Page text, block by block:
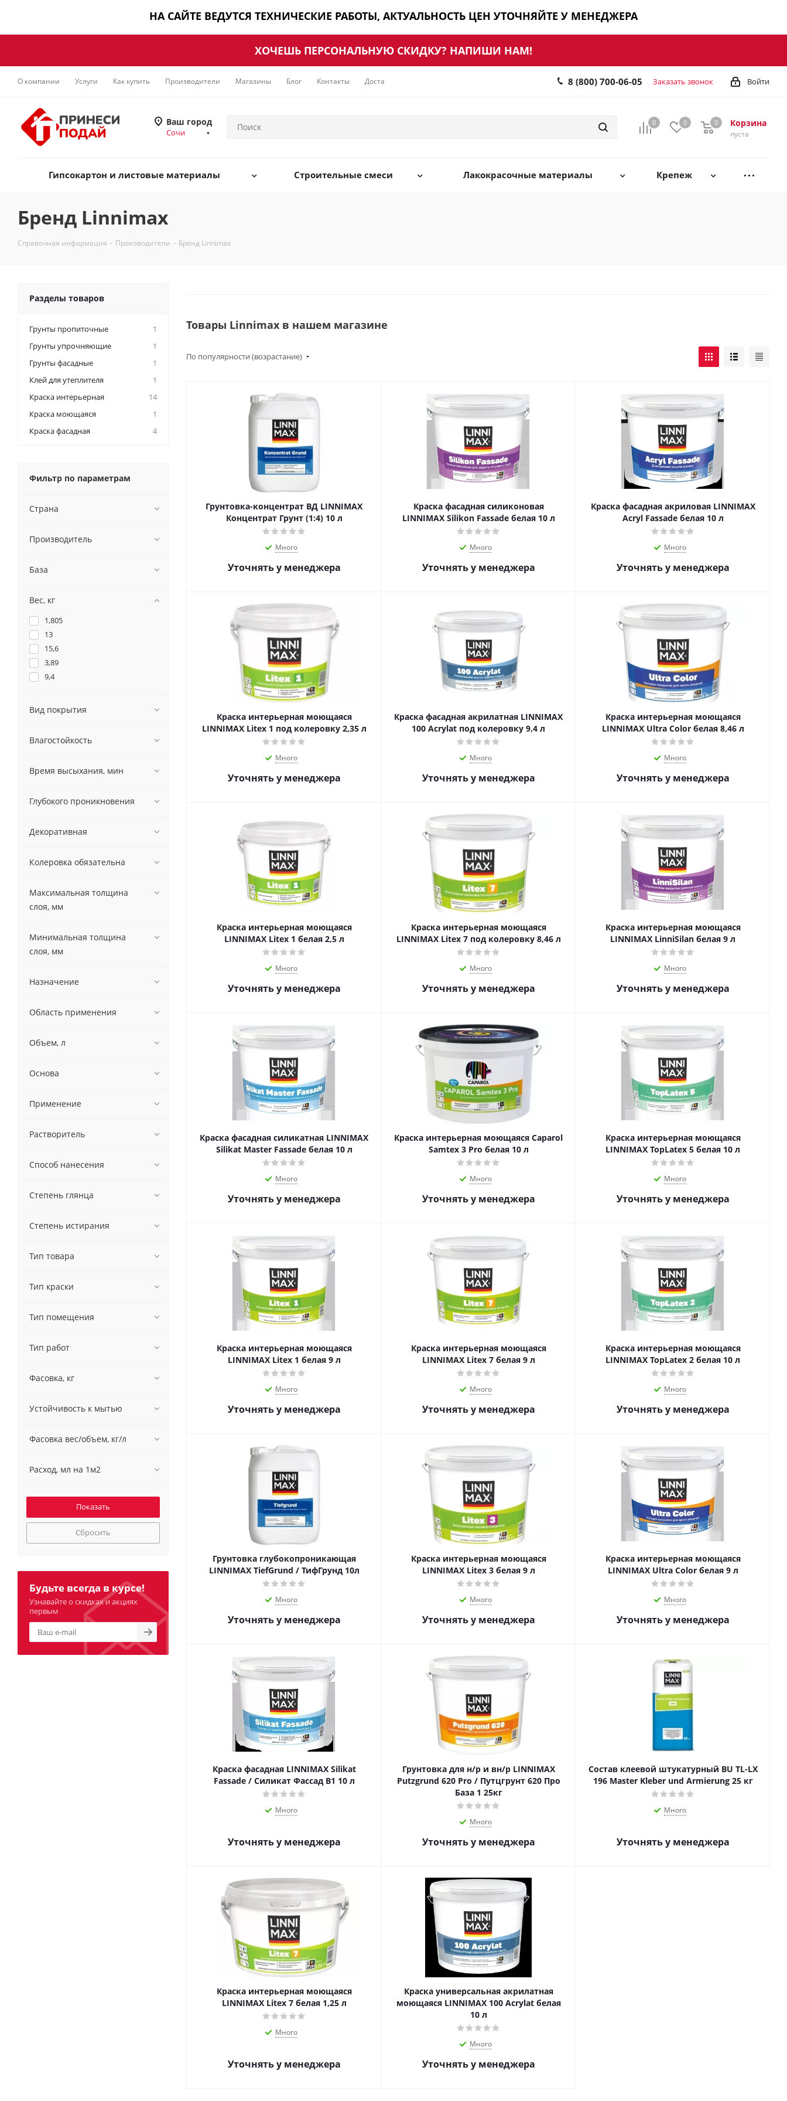
НА САЙТЕ ВЕДУТСЯ ТЕХНИЧЕСКИЕ РАБОТЫ, АКТУАЛЬНОСТЬ ЦЕН УТОЧНЯЙТЕ У МЕНЕДЖЕРА
ХОЧЕШЬ ПЕРСОНАЛЬНУЮ СКИДКУ? НАПИШИ НАМ!
О компании Услуги Как купить Производители Магазины Блог Контакты Доставка Войти
8 (800) 700-06-05 Заказать звонок
Ваш город
Сочи
0 0 Корзина
0
пуста
0
Гипсокартон и листовые материалы Строительные смеси Лакокрасочные материалы Крепеж
Бренд Linnimax
Справочная информация - Производители - Бренд Linnimax
Товары Linnimax в нашем магазине
По популярности (возрастание)
Грунтовка-концентрат ВД LINNIMAX
Концентрат Грунт (1:4) 10 л
Много
Уточнять у менеджера
Краска фасадная силиконовая
LINNIMAX Silikon Fassade белая 10 л
Много
Уточнять у менеджера
Краска фасадная акриловая LINNIMAX
Acryl Fassade белая 10 л
Много
Уточнять у менеджера
Краска интерьерная моющаяся
LINNIMAX Litex 1 под колеровку 2,35 л
Много
Уточнять у менеджера
Краска фасадная акрилатная LINNIMAX
100 Acrylat под колеровку 9,4 л
Много
Уточнять у менеджера
Краска интерьерная моющаяся
LINNIMAX Ultra Color белая 8,46 л
Много
Уточнять у менеджера
Краска интерьерная моющаяся
LINNIMAX Litex 1 белая 2,5 л
Много
Уточнять у менеджера
Краска интерьерная моющаяся
LINNIMAX Litex 7 под колеровку 8,46 л
Много
Уточнять у менеджера
Краска интерьерная моющаяся
LINNIMAX LinniSilan белая 9 л
Много
Уточнять у менеджера
Краска фасадная силикатная LINNIMAX
Silikat Master Fassade белая 10 л
Много
Уточнять у менеджера
Краска интерьерная моющаяся Caparol
Samtex 3 Pro белая 10 л
Много
Уточнять у менеджера
Краска интерьерная моющаяся
LINNIMAX TopLatex 5 белая 10 л
Много
Уточнять у менеджера
Краска интерьерная моющаяся
LINNIMAX Litex 1 белая 9 л
Много
Уточнять у менеджера
Краска интерьерная моющаяся
LINNIMAX Litex 7 белая 9 л
Много
Уточнять у менеджера
Краска интерьерная моющаяся
LINNIMAX TopLatex 2 белая 10 л
Много
Уточнять у менеджера
Грунтовка глубокопроникающая
LINNIMAX TiefGrund / ТифГрунд 10л
Много
Уточнять у менеджера
Краска интерьерная моющаяся
LINNIMAX Litex 3 белая 9 л
Много
Уточнять у менеджера
Краска интерьерная моющаяся
LINNIMAX Ultra Color белая 9 л
Много
Уточнять у менеджера
Краска фасадная LINNIMAX Silikat
Fassade / Силикат Фассад B1 10 л
Много
Уточнять у менеджера
Грунтовка для н/р и вн/р LINNIMAX
Putzgrund 620 Pro / Путцгрунт 620 Про
База 1 25кг
Много
Уточнять у менеджера
Состав клеевой штукатурный BU TL-LX
196 Master Kleber und Armierung 25 кг
Много
Уточнять у менеджера
Краска интерьерная моющаяся
LINNIMAX Litex 7 белая 1,25 л
Много
Уточнять у менеджера
Краска универсальная акрилатная
моющаяся LINNIMAX 100 Acrylat белая
10 л
Много
Уточнять у менеджера
Разделы товаров
Грунты пропиточные
1
Грунты упрочняющие
1
Грунты фасадные
1
Клей для утеплителя
1
Краска интерьерная
14
Краска моющаяся
1
Краска фасадная
4
Фильтр по параметрам
Страна
Производитель
База
Вес, кг
1,805
13
15,6
3,89
9,4
Вид покрытия
Влагостойкость
Время высыхания, мин
Глубокого проникновения
Декоративная
Колеровка обязательна
Максимальная толщина
слоя, мм
Минимальная толщина
слоя, мм
Назначение
Область применения
Объем, л
Основа
Применение
Растворитель
Способ нанесения
Степень глянца
Степень истирания
Тип товара
Тип краски
Тип помещения
Тип работ
Фасовка, кг
Устойчивость к мытью
Фасовка вес/объем, кг/л
Расход, мл на 1м2
Сбросить
Будьте всегда в курсе!
Узнавайте о скидках и акциях
первым